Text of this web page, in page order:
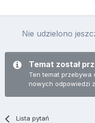
Nie udzielono
Temat został
Ten temat przebywa
nowych odpowiedzi
Lista pytań